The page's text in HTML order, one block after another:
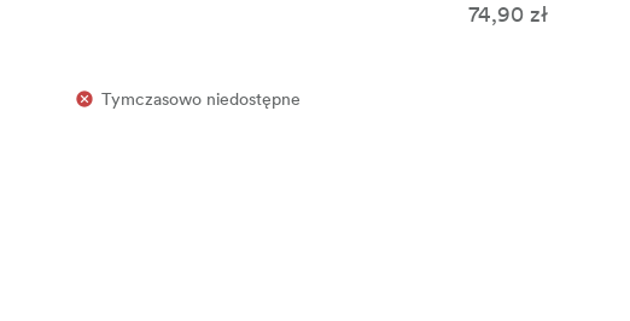
74,90 zł
Tymczasowo niedostępne